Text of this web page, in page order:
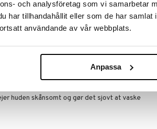
och analysföretag som vi samarbetar
har tillhandahållit eller som de har
användande av vår webbplats.
Anpassa
som fremskynder helingen af
fornyelse. Efterlader huden fugtet, næret,
en bedre hygiejne.
og den unikke flaskeform med ører samt den
huden skånsomt og gør det sjovt at vaske